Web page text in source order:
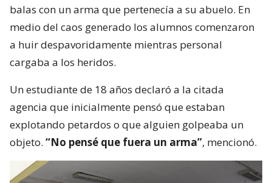
balas con un arma que pertenecía a su abuelo. En
medio del caos generado los alumnos comenzaron
a huir despavoridamente mientras personal
cargaba a los heridos.
Un estudiante de 18 años declaró a la citada
agencia que inicialmente pensó que estaban
explotando petardos o que alguien golpeaba un
objeto. “No pensé que fuera un arma”, mencionó.